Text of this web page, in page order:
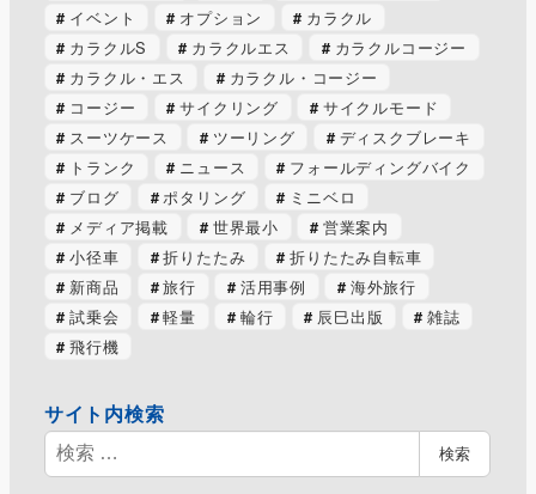
イベント
オプション
カラクル
カラクルS
カラクルエス
カラクルコージー
カラクル・エス
カラクル・コージー
コージー
サイクリング
サイクルモード
スーツケース
ツーリング
ディスクブレーキ
トランク
ニュース
フォールディングバイク
ブログ
ポタリング
ミニベロ
メディア掲載
世界最小
営業案内
小径車
折りたたみ
折りたたみ自転車
新商品
旅行 活用事例
海外旅行
試乗会
軽量 輪行 辰巳出版
雑誌
飛行機
サイト内検索
検
索
検索